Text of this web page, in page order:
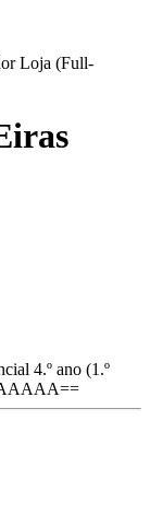
Loja (Full-
4.º ano (1.º